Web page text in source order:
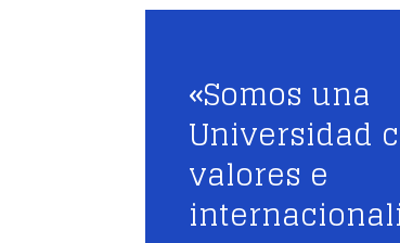
«Somos una
Universidad
valores e